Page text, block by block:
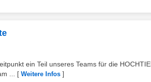
ein Teil unseres Teams für die
...
[ Weitere Infos ]